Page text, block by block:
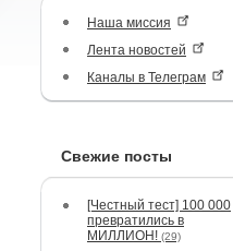
Наша миссия
Лента новостей
Каналы в Телеграм
Свежие посты
[Честный тест] 100 000
превратились в
МИЛЛИОН! (29)